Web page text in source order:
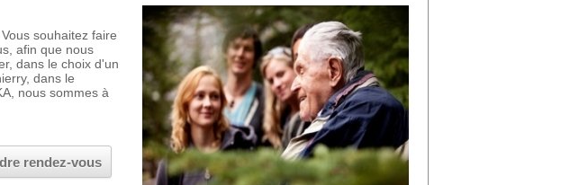
souhaitez faire
afin que nous
dans le choix d'un
dans le
nous sommes à
rendez-vous